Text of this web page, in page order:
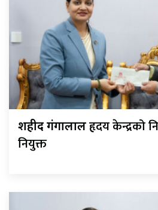
शहीद गंगालालहृदय केन्द्रको
नियुक्त